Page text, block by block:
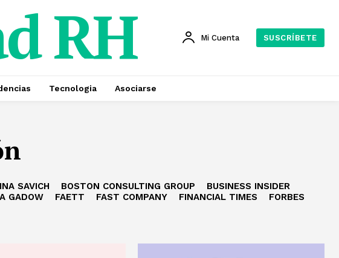
RH Mi Cuenta SUSCRÍBETE
Tecnologia Asociarse
SAVICH BOSTON CONSULTING GROUP
BUSINESS INSIDER
GADOW FAETT FAST COMPANY FINANCIAL TIMES
FORBES